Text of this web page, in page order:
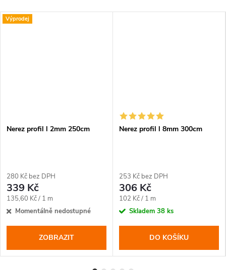
Výprodej
Nerez profil l 2mm 250cm
280 Kč bez DPH
339 Kč
Měrná
cena:
135,60 Kč / 1 m
Momentálně nedostupné
ZOBRAZIT
Nerez profil l 8mm 300cm
253 Kč bez DPH
306 Kč
Měrná
cena:
102 Kč / 1 m
Skladem 38 ks
DO KOŠÍKU